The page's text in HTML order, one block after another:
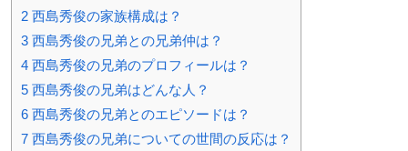
2 西島秀俊の家族構成は？
3 西島秀俊の兄弟との兄弟仲は？
4 西島秀俊の兄弟のプロフィールは？
5 西島秀俊の兄弟はどんな人？
6 西島秀俊の兄弟とのエピソードは？
7 西島秀俊の兄弟についての世間の反応は？